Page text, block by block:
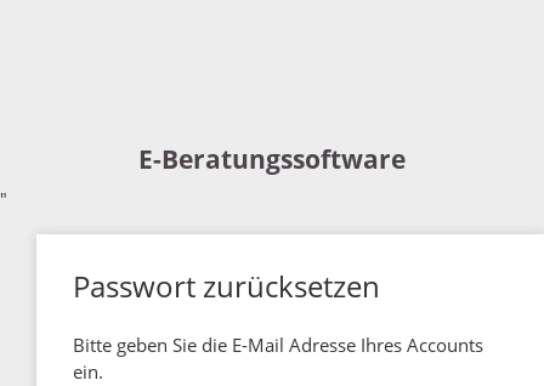
E-Beratungssoftware
Passwort zurücksetzen
Bitte geben Sie die E-Mail Adresse Ihres Accounts
ein.
"